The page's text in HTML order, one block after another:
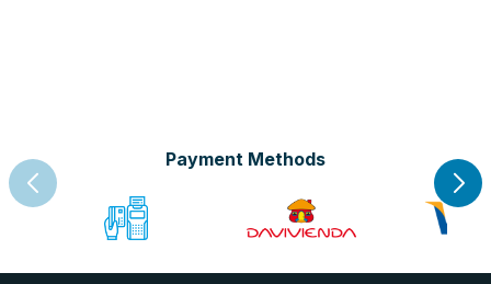
Payment Methods